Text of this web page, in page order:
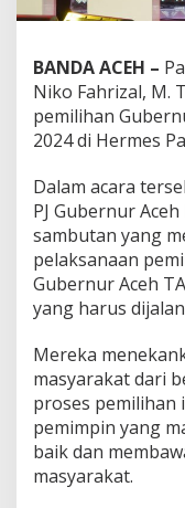
BANDA ACEH –
Niko Fahrizal, M.
pemilihan
2024 di Hermes
Dalam acara
PJ Gubernur
sambutan yang
pelaksanaan
Gubernur Aceh
yang harus
Mereka
masyarakat dari
proses pemilihan
pemimpin yang
baik dan
masyarakat.